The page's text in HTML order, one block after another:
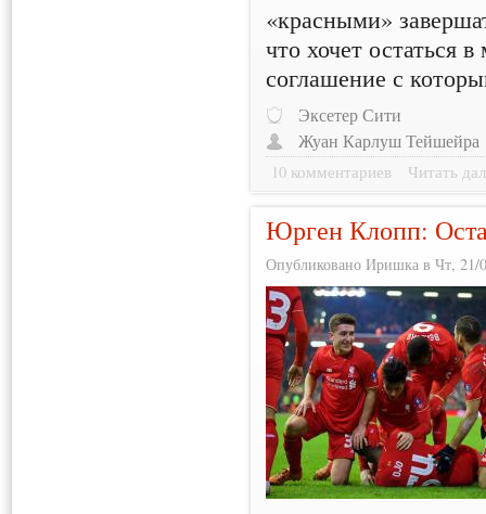
«красными»
что хочет остаться
соглашение с
Эксетер Сити
Жуан Карлуш Тейшейра
10 комментариев Читать
Юрген Клопп:
Опубликовано Иришка в Чт, 21/